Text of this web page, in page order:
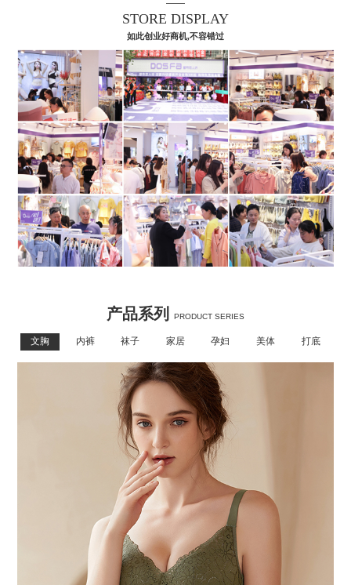
——
STORE DISPLAY
如此创业好商机,不容错过
产品系列 PRODUCT SERIES
文胸 内裤 袜子 家居 孕妇 美体 打底